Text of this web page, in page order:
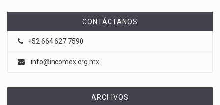
CONTÁCTANOS
+52 664 627 7590
info@incomex.org.mx
ARCHIVOS